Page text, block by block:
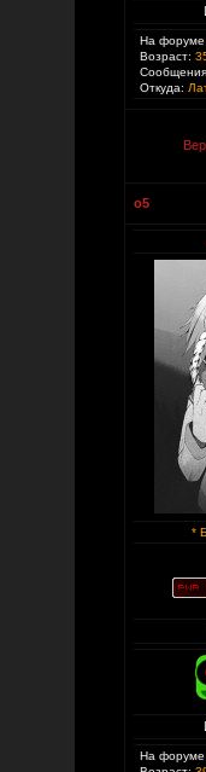
На форуме
Возраст:
Откуда:
o5
*
На форуме